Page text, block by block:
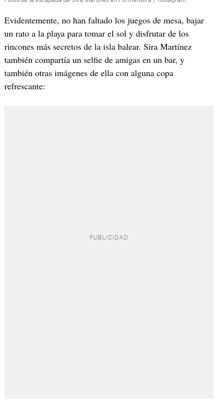
Evidentemente, no han faltado los juegos de mesa, bajar
un rato a la playa para tomar el sol y disfrutar de los
rincones más secretos de la isla balear. Sira Martínez
también compartía un selfie de amigas en un bar, y
también otras imágenes de ella con alguna copa
refrescante: